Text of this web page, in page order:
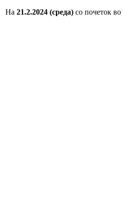
На 21.2.2024 (среда) со почеток во